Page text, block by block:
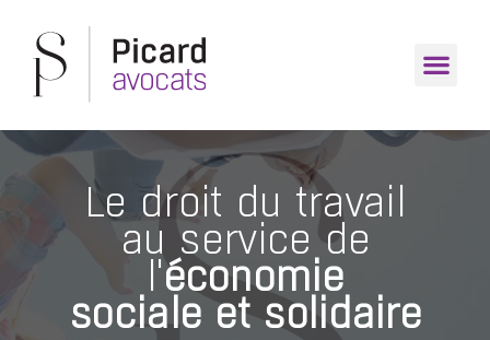
Le droit du travail
au service de
l'économie
sociale et solidaire